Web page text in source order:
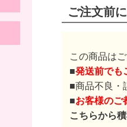
ご注文前
この商品は
■発送前でも
■商品不良・
■お客様のご
こちらから